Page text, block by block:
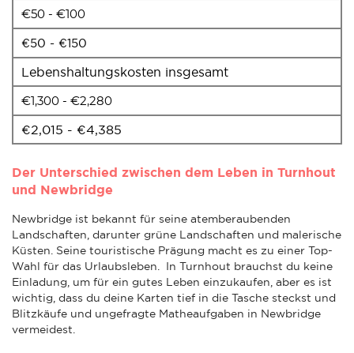
€50 - €100
€50 - €150
Lebenshaltungskosten insgesamt
€1,300 - €2,280
€2,015 - €4,385
Der Unterschied zwischen dem Leben in Turnhout
und Newbridge
Newbridge ist bekannt für seine atemberaubenden
Landschaften, darunter grüne Landschaften und malerische
Küsten. Seine touristische Prägung macht es zu einer Top-
Wahl für das Urlaubsleben. In Turnhout brauchst du keine
Einladung, um für ein gutes Leben einzukaufen, aber es ist
wichtig, dass du deine Karten tief in die Tasche steckst und
Blitzkäufe und ungefragte Matheaufgaben in Newbridge
vermeidest.